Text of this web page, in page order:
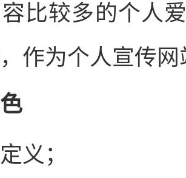
比较多的个人
作为个人宣传
义；